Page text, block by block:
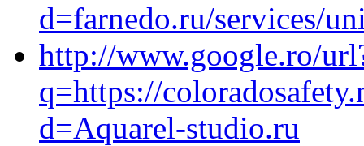
d=farnedo.ru/services/
http://www.google.ro/
q=https://
d=Aquarel-studio.ru